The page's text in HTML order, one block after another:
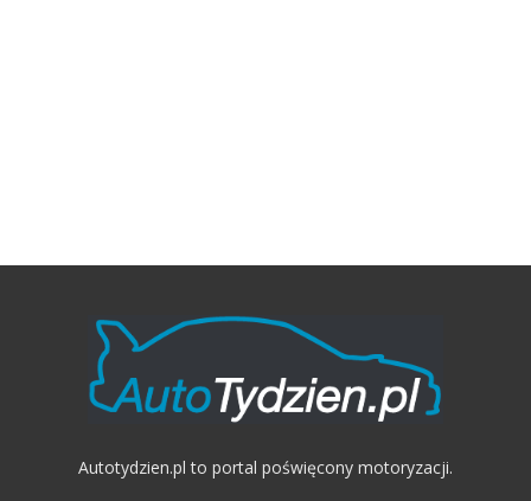
Autotydzien.pl to portal poświęcony motoryzacji.